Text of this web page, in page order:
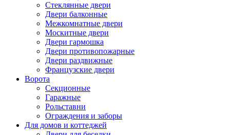
Стеклянные двери
Двери балконные
Межкомнатные двери
Москитные двери
Двери гармошка
Двери противопожарные
Двери раздвижные
Французские двери
Ворота
Секционные
Гаражные
Рольставни
Ограждения и заборы
Для домов и коттеджей